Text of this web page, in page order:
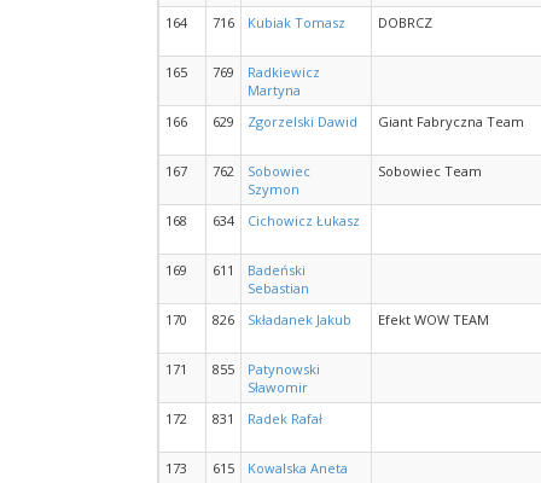
164 716 Kubiak Tomasz DOBRCZ
165 769
Radkiewicz
Martyna
166
629 Zgorzelski Dawid Giant Fabryczna Team
167 762
Sobowiec
Szymon
Sobowiec Team
168 634 Cichowicz Łukasz
169 611
Badeński
Sebastian
170
826 Składanek Jakub Efekt WOW TEAM
171 855
Patynowski
Sławomir
172
831 Radek Rafał
173 615 Kowalska Aneta